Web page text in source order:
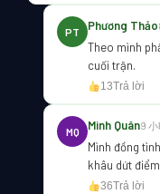
PT Phương Thảo
Theo mình
cuối trận.
13Trả lời
MQ Minh Quân9
Mình đồng
khâu dứt
36Trả lời